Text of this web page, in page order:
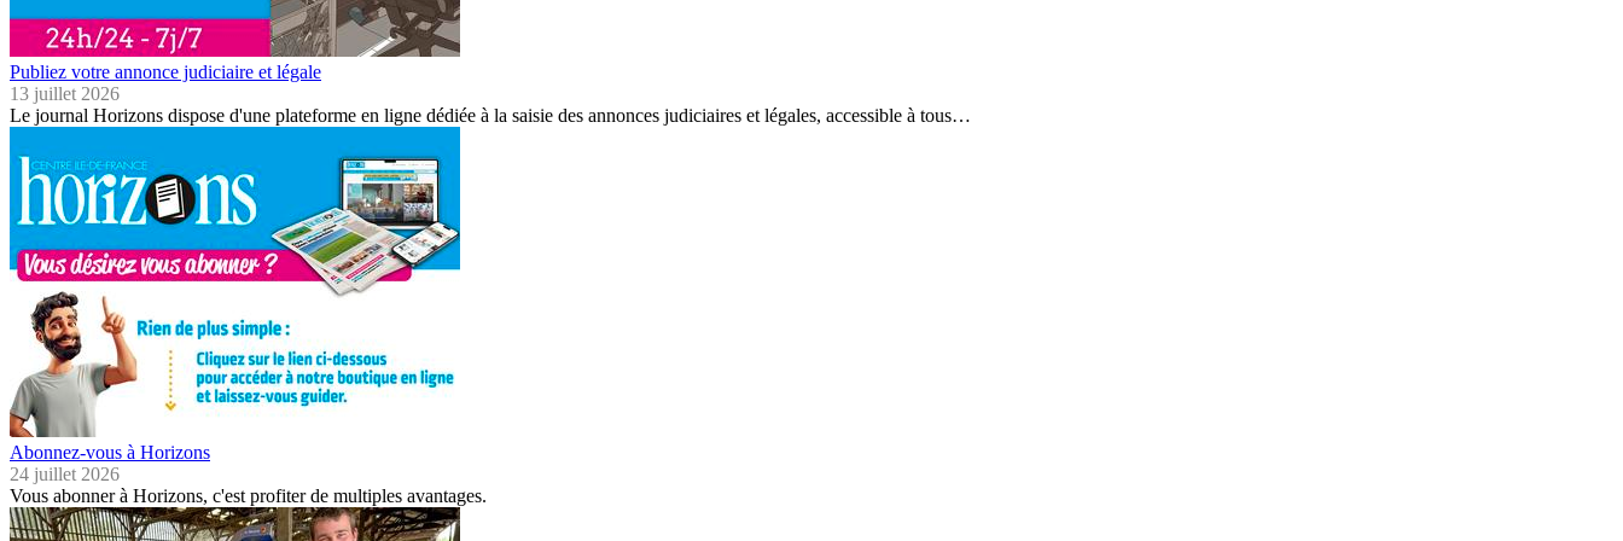
Publiez votre annonce judiciaire et légale
13 juillet 2026
Le journal Horizons dispose d'une plateforme en ligne dédiée à la saisie des annonces judiciaires et légales, accessible à tous…
Abonnez-vous à Horizons
24 juillet 2026
Vous abonner à Horizons, c'est profiter de multiples avantages.